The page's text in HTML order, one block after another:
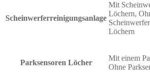
Scheinwerferreinigungsanlage
Mit
Löchern,
Löchern
Parksensoren Löcher
Mit einem
Ohne